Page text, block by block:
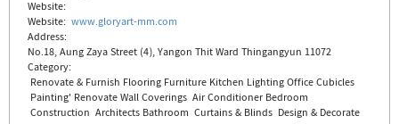
Website:
Website: www.gloryart-mm.com
Address:
No.18, Aung Zaya Street (4), Yangon Thit Ward Thingangyun 11072
Category:
Renovate & Furnish FlooringFurnitureKitchen LightingOffice Cubicles
Painting' RenovateWall Coverings Air ConditionerBedroom
Construction ArchitectsBathroom Curtains & Blinds Design & Decorate